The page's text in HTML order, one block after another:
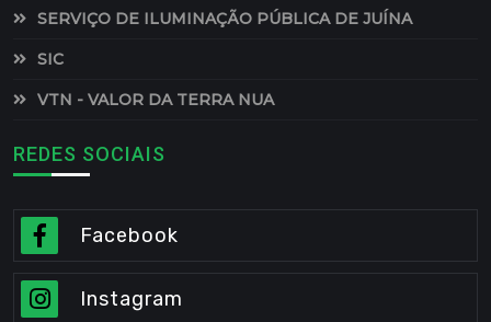
SERVIÇO DE ILUMINAÇÃO PÚBLICA DE JUÍNA
SIC
VTN - VALOR DA TERRA NUA
REDES SOCIAIS
Facebook
Instagram